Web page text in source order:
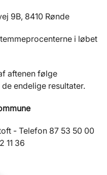
9B, 8410 Rønde
i løbet
aftenen følge
endelige resultater.
- Telefon 87 53 50 00
11 36